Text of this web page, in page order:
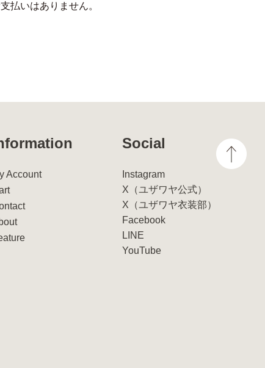
払いはありません。
Account
Social
Instagram
X（ユザワヤ公式）
X（ユザワヤ衣装部）
Facebook
LINE
YouTube